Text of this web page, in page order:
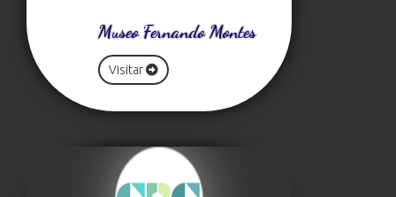
Museo Fernando Montes
Visitar